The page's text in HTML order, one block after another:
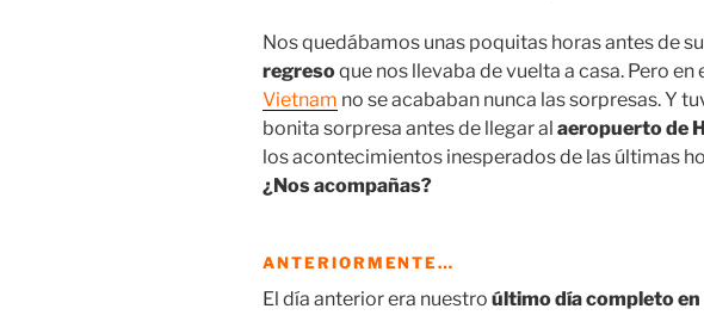
Nos quedábamos unas poquitas horas antes de
regresoque nos llevaba de vuelta a casa. Pero en
Vietnam no se acababan nunca las sorpresas. Y
bonita sorpresa antes de llegar al aeropuerto de
los acontecimientos inesperados de las últimas
¿Nos acompañas?
ANTERIORMENTE…
El día anterior era nuestro último día completo en